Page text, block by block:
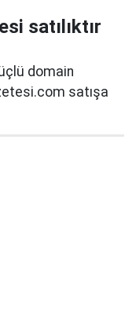
satılıktır
domain
satışa